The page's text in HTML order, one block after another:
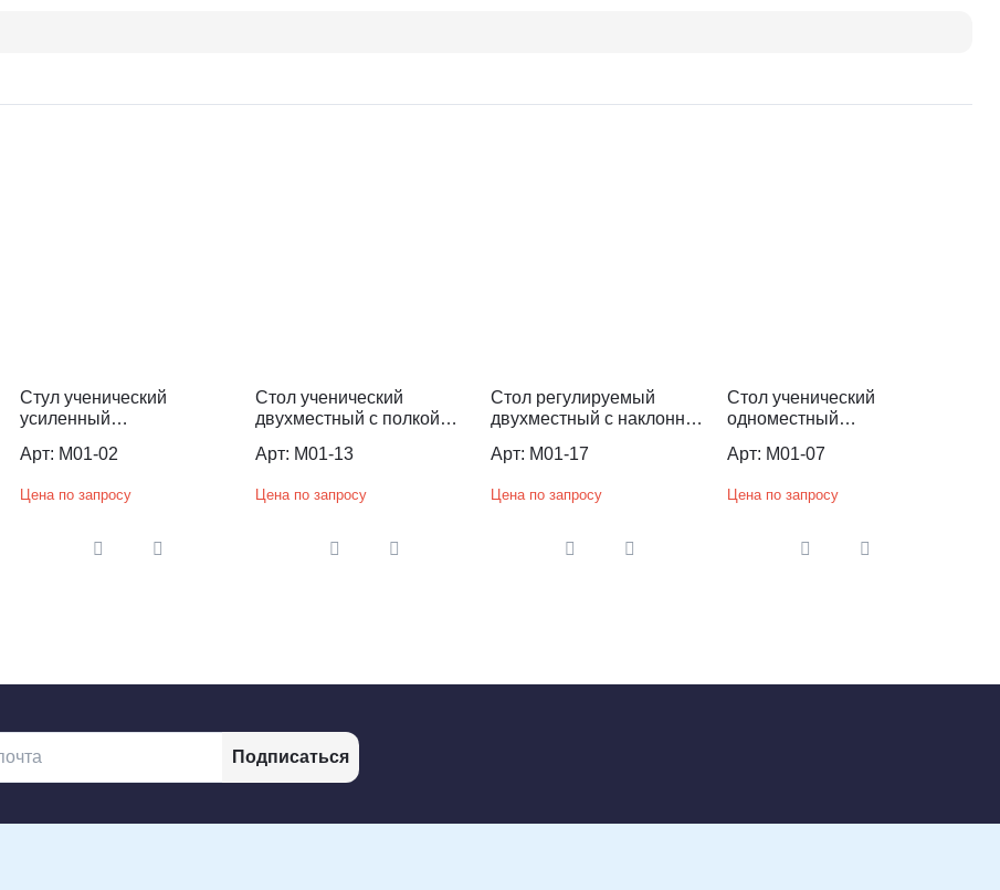
Стул ученический
усиленный
высоте
Арт: М01-02
Цена по запросу
Стол ученический
двухместный с полкой
Арт: M01-13
Цена по запросу
Стол регулируемый
двухместный с наклонной
Арт: M01-17
Цена по запросу
Стол ученический
одноместный
высоте
Арт: M01-07
Цена по запросу
Подписаться